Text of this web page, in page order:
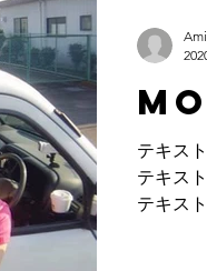
テキス
テキス
テキス